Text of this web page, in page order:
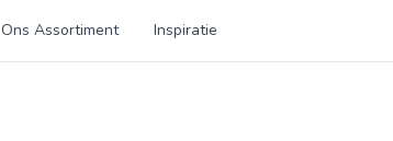
Ons Assortiment Inspiratie